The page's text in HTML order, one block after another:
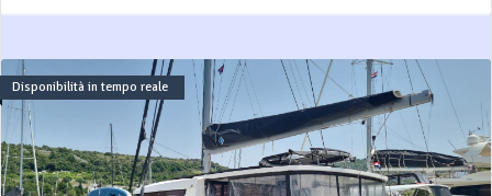
Disponibilità in tempo reale